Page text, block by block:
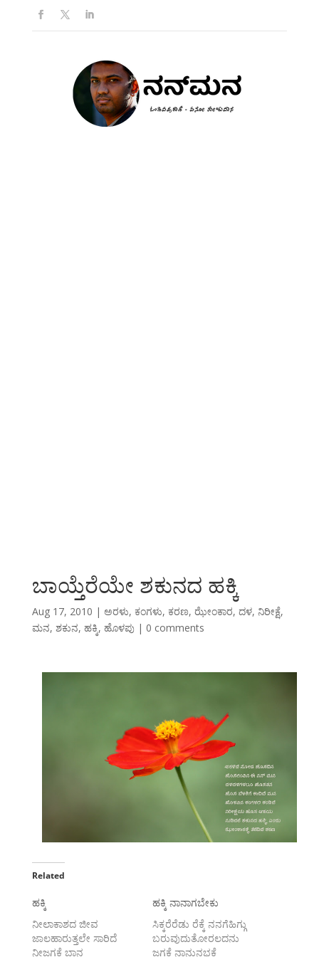
ಬಾಯ್ತೆರೆಯೇ ಶಕುನದ ಹಕ್ಕಿ
Aug 17, 2010 | ಅರಳು, ಕಂಗಳು, ಕರಣ, ಝೇಂಕಾರ, ದಳ, ನಿರೀಕ್ಷೆ,
ಮನ, ಶಕುನ, ಹಕ್ಕಿ, ಹೊಳಪು | 0 comments
Related
ಹಕ್ಕಿ
ನೀಲಾಕಾಶದ ಜೀವ
ಜಾಲಹಾರುತ್ತಲೇ ಸಾರಿದೆ
ನೀಜಗಕೆ ಬಾನ
ಹಕ್ಕಿ ನಾನಾಗಬೇಕು
ಸಿಕ್ಕರೆರೆಡು ರೆಕ್ಕೆ ನನಗೆಹಿಗ್ಗು
ಬರುವುದುತೋರಲದನು
ಜಗಕೆ ನಾನುನಭಕೆ